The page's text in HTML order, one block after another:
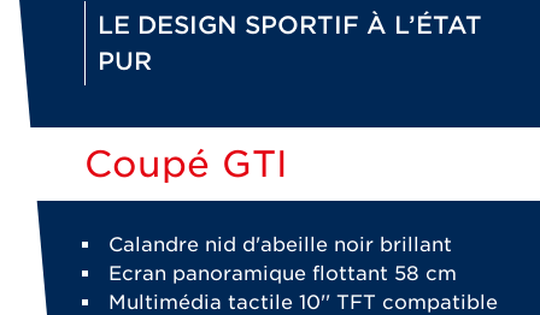
LE DESIGN SPORTIF À L’ÉTAT
PUR
Coupé GTI
Calandre nid d'abeille noir brillant
Ecran panoramique flottant 58 cm
Multimédia tactile 10'' TFT compatible